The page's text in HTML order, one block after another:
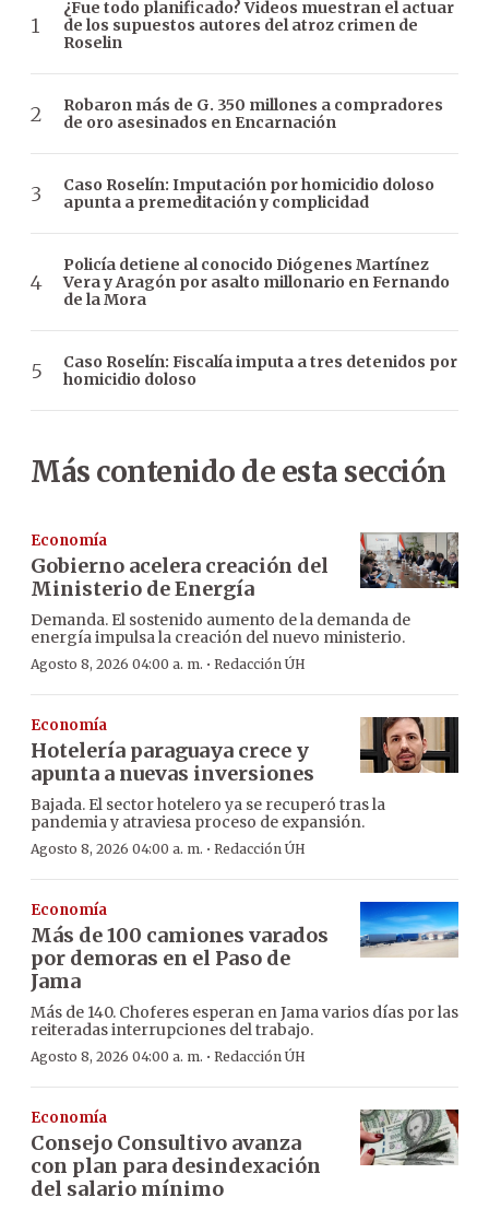
¿Fue todo planificado? Videos muestran el actuar
de los supuestos autores del atroz crimen de
Roselin
Robaron más de G. 350 millones a compradores
de oro asesinados en Encarnación
Caso Roselín: Imputación por homicidio doloso
apunta a premeditación y complicidad
Policía detiene al conocido Diógenes Martínez
Vera y Aragón por asalto millonario en Fernando
de la Mora
Caso Roselín: Fiscalía imputa a tres detenidos por
homicidio doloso
Más contenido de esta sección
Economía
Gobierno acelera creación del
Ministerio de Energía
Demanda. El sostenido aumento de la demanda de
energía impulsa la creación del nuevo ministerio.
Agosto 8, 2026 04:00 a. m. · Redacción ÚH
Economía
Hotelería paraguaya crece y
apunta a nuevas inversiones
Bajada. El sector hotelero ya se recuperó tras la
pandemia y atraviesa proceso de expansión.
Agosto 8, 2026 04:00 a. m. · Redacción ÚH
Economía
Más de 100 camiones varados
por demoras en el Paso de
Jama
Más de 140. Choferes esperan en Jama varios días por las
reiteradas interrupciones del trabajo.
Agosto 8, 2026 04:00 a. m. · Redacción ÚH
Economía
Consejo Consultivo avanza
con plan para desindexación
del salario mínimo